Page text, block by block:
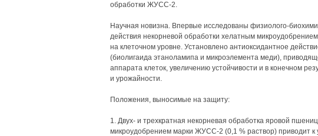
обработки ЖУСС-2.
Научная новизна. Впервые исследованы физиолого-
действия некорневой обработки хелатным
на клеточном уровне. Установлено антиоксидантное
(биолигаида этаноламипа и микроэлемента меди),
аппарата клеток, увеличению устойчивости и в конечном
и урожайности.
Положения, выносимые на защиту:
1. Двух- и трехкратная некорневая обработка яровой
микроудобрением марки ЖУСС-2 (0,1 % раствор) приводит к